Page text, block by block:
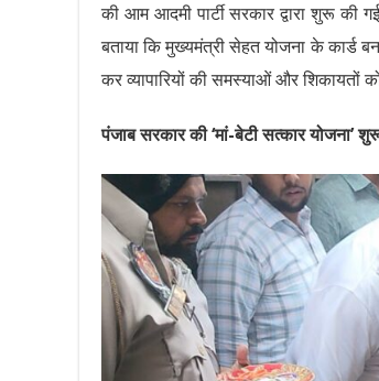
की आम आदमी पार्टी सरकार द्वारा शुरू की
बताया कि मुख्यमंत्री सेहत योजना के
कर व्यापारियों की समस्याओं और शिकायतों
पंजाब सरकार की ‘मां-बेटी सत्कार योजना’